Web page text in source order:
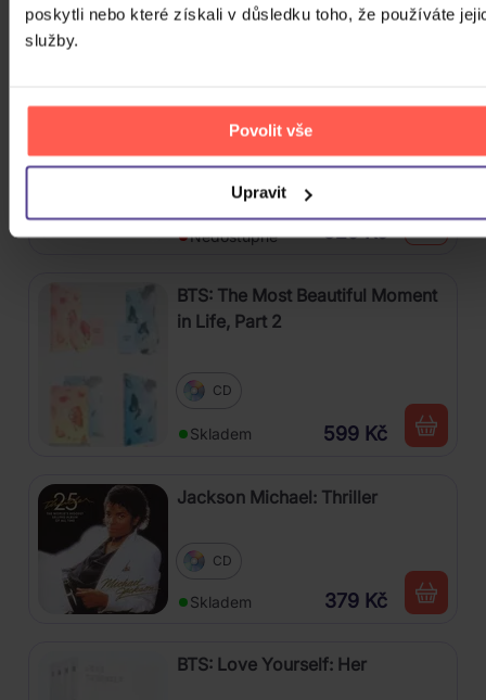
poskytli nebo které získali v důsledku toho, že používáte
služby.
Povolit vše
Upravit
BTS: Skool Luv Affair
Nedostupné 529 Kč
BTS: The Most Beautiful Moment
in Life, Part 2
CD
Skladem 599 Kč
Jackson Michael: Thriller
CD
Skladem 379 Kč
BTS: Love Yourself: Her